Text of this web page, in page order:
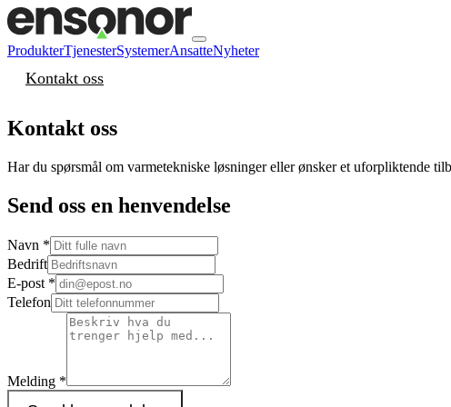
ProdukterTjenesterSystemerAnsatteNyheter
Kontakt oss
Kontakt oss
Har du spørsmål om varmetekniske løsninger eller ønsker et uforpliktende
Send oss en henvendelse
Navn *
Bedrift
E-post *
Telefon
Melding *